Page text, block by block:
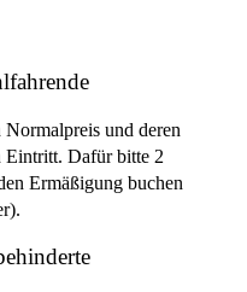
und deren
Eintritt. Dafür bitte 2
Ermäßigung buchen